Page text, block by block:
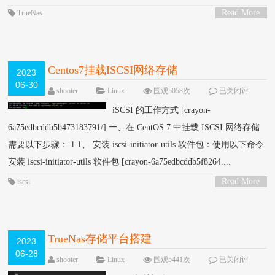
Read More
TrueNas
2023
06-30
Centos7挂载ISCSI网络存储
shooter Linux 围观5058次
已关闭评
论
iSCSI 的工作方式 [crayon-
6a75edbcddb5b473183791/] 一、在 CentOS 7 中挂载 ISCSI 网络存储
需要以下步骤： 1.1、 安装 iscsi-initiator-utils 软件包：使用以下命令
安装 iscsi-initiator-utils 软件包 [crayon-6a75edbcddb5f8264....
Read More
iscsi
2023
06-28
TrueNas存储平台搭建
shooter Linux 围观5441次
已关闭评
论